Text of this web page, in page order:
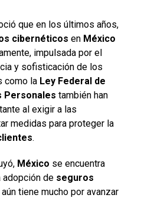
que en los últimos años,
cibernéticos en México
impulsada por el
y sofisticación de los
como laLey Federal de
Personales también han
al exigir a las
medidas para proteger la
.
México se encuentra
adopción de seguros
aún tiene mucho por avanzar